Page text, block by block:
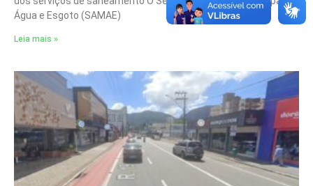
Água e Esgoto (SAMAE)
Leia mais »